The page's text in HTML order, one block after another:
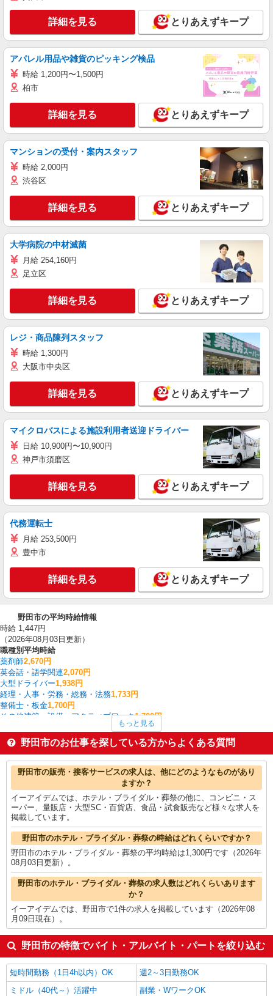
詳細を見る とりあえずキープ
アパレル用品や雑貨のピッキング検品
時給 1,200円〜1,500円
柏市
詳細を見る とりあえずキープ
マンションの受付・案内スタッフ
時給 2,000円
渋谷区
詳細を見る とりあえずキープ
大学病院の中材滅菌
月給 254,160円
足立区
詳細を見る とりあえずキープ
レジ・商品陳列スタッフ
時給 1,300円
大阪市中央区
詳細を見る とりあえずキープ
マイクロバスによる施設利用者送迎ドライバー
日給 10,900円〜10,900円
神戸市須磨区
詳細を見る とりあえずキープ
代務運転士
月給 253,500円
豊中市
詳細を見る とりあえずキープ
野田市の平均時給情報
時給 1,447円
（2026年08月03日更新）
職種別平均時給
薬剤師2,670円
英会話・語学関連2,070円
大型ドライバー1,938円
経理・人事・労務・総務・法務1,733円
整備士・板金1,700円
その他建築・設備・アクティブワーク1,700円
1,667円
看護師・保健師・看護助手・助産師1,655円
その他IT・クリエイティブ1,650円
生産管理・品質管理1,600円
野田市の他の職種の平均時給を見る
もっと見る
野田市のお仕事を探している方からよくある質問
野田市の販売・接客サービスの求人は、他にどのようなものがあり
ますか？
イーアイデムでは、ホテル・ブライダル・葬祭の他に、コンビニ・ス
ーパー、量販店・大型SC・百貨店、食品・試食販売など様々な求人を
掲載しています。
野田市のホテル・ブライダル・葬祭の時給はどれくらいですか？
野田市のホテル・ブライダル・葬祭の平均時給は1,300円です（2026年
08月03日更新）。
野田市のホテル・ブライダル・葬祭の求人数はどれくらいあります
か？
イーアイデムでは、野田市で1件の求人を掲載しています（2026年08
月09日現在）。
野田市の特徴でバイト・アルバイト・パートを絞り込む
短時間勤務（1日4h以内）OK
週2～3日勤務OK
ミドル（40代～）活躍中
副業・WワークOK